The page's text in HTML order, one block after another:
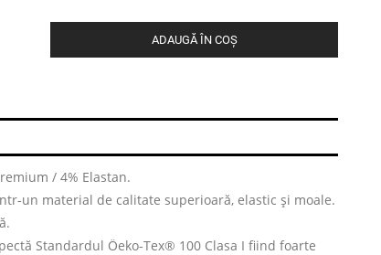
ADAUGĂ ÎN COȘ
/ 4% Elastan.
un material de calitate superioară, elastic și moale.
Standardul Öeko-Tex® 100 Clasa I fiind foarte